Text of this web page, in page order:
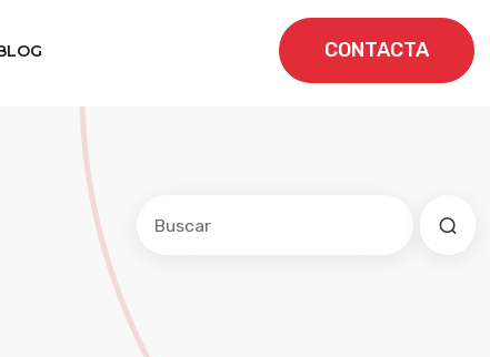
CONTACTA